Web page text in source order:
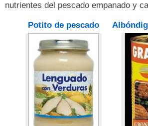
nutrientes del pescado empanado y
Potito de pescado